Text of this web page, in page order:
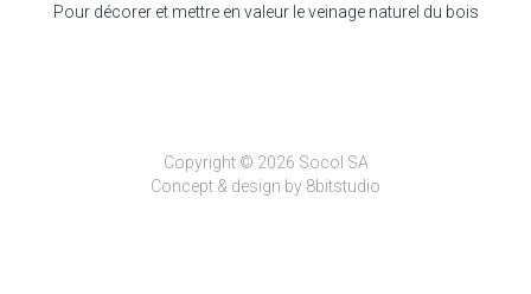
Pour décorer et mettre en valeur le veinage naturel du bois
Copyright © 2026 Socol SA
Concept & design by 8bitstudio